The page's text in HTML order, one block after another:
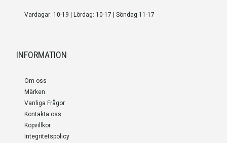
Vardagar: 10-19 | Lördag: 10-17 | Söndag 11-17
INFORMATION
Om oss
Märken
Vanliga Frågor
Kontakta oss
Köpvillkor
Integritetspolicy